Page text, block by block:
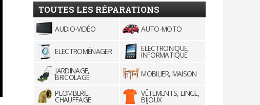
TOUTES LES RÉPARATIONS
AUDIO-VIDÉO AUTO-MOTO
ELECTROMÉNAGER ELECTRONIQUE,
INFORMATIQUE
JARDINAGE,
BRICOLAGE
MOBILIER, MAISON
PLOMBERIE-
CHAUFFAGE
VÊTEMENTS, LINGE,
BIJOUX